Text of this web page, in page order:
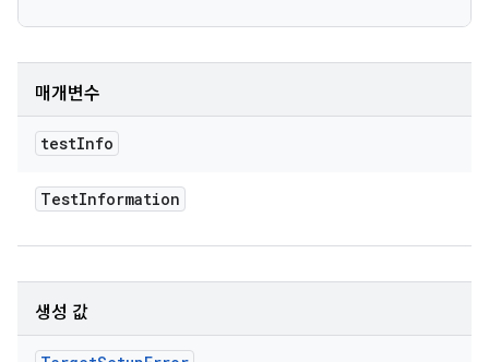
매개변수
testInfo
TestInformation
생성 값